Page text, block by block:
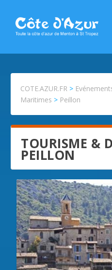
COTE.AZUR.FR >
Maritimes > Peillon
TOURISME &
PEILLON